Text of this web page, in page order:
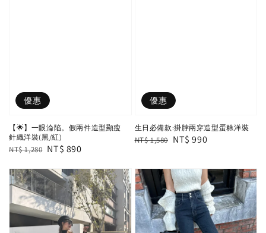
優惠
【🌟】一眼淪陷。假兩件造型顯瘦
針織洋裝(黑/紅)
Regular
NT$ 1,280 Sale
NT$ 890
優惠
生日必備款:掛脖兩穿造型蛋糕洋裝
Regular
NT$ 1,580 Sale
NT$ 990